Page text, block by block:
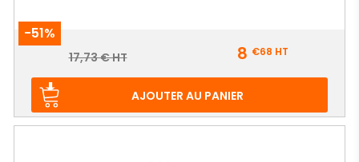
-51%
Prix
Prix
17,73 € HT 8 €68 HT
AJOUTER AU PANIER